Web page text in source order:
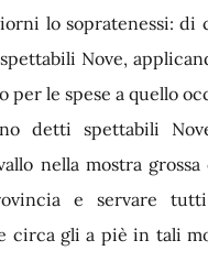
lo sopratenessi: di
Nove,
per le spese a quello
detti spettabili
nella mostra
e servare
circa gli a piè in tali